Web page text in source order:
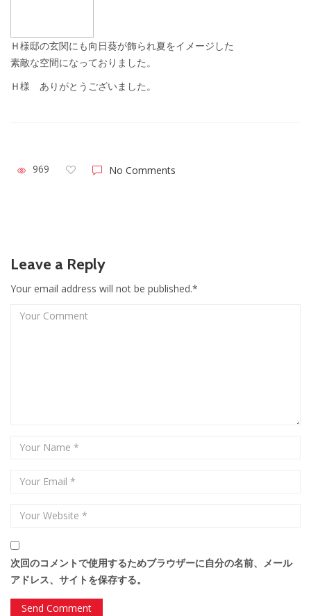
Ｈ様邸の玄関にも向日葵が飾られ夏をイメージした
素敵な空間になっておりました。
Ｈ様 ありがとうございました。
969 No Comments
Leave a Reply
Your email address will not be published.*
次回のコメントで使用するためブラウザーに自分の名前、メール
アドレス、サイトを保存する。